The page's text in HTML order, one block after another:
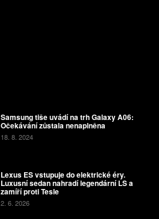
Samsung tiše uvádí na trh Galaxy A06:
Očekávání zůstala nenaplněna
18. 8. 2024
Lexus ES vstupuje do elektrické éry.
Luxusní sedan nahradí legendární LS a
zamíří proti Tesle
2. 6. 2026